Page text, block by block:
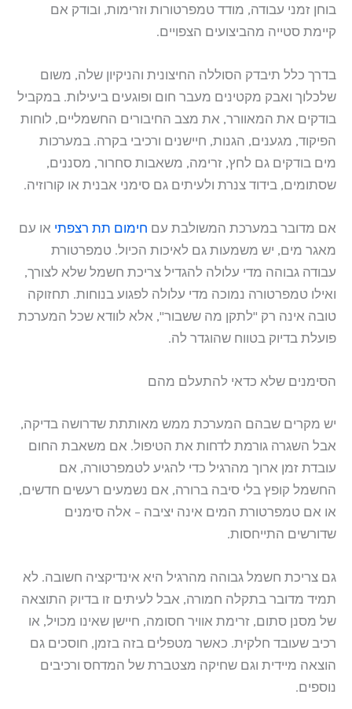
בוחן זמני עבודה, מודד טמפרטורות וזרימות, ובודק אם
קיימת סטייה מהביצועים הצפויים.
בדרך כלל תיבדק הסוללה החיצונית והניקיון שלה, משום
שלכלוך ואבק מקטינים מעבר חום ופוגעים ביעילות. במקביל
בודקים את המאוורר, את מצב החיבורים החשמליים, לוחות
הפיקוד, מגענים, הגנות, חיישנים ורכיבי בקרה. במערכות
מים בודקים גם לחץ, זרימה, משאבות סחרור, מסננים,
שסתומים, בידוד צנרת ולעיתים גם סימני אבנית או קורוזיה.
אם מדובר במערכת המשולבת עם חימום תת רצפתי או עם
מאגר מים, יש משמעות גם לאיכות הכיול. טמפרטורת
עבודה גבוהה מדי עלולה להגדיל צריכת חשמל שלא לצורך,
ואילו טמפרטורה נמוכה מדי עלולה לפגוע בנוחות. תחזוקה
טובה אינה רק "לתקן מה ששבור", אלא לוודא שכל המערכת
פועלת בדיוק בטווח שהוגדר לה.
הסימנים שלא כדאי להתעלם מהם
יש מקרים שבהם המערכת ממש מאותתת שדרושה בדיקה,
אבל השגרה גורמת לדחות את הטיפול. אם משאבת החום
עובדת זמן ארוך מהרגיל כדי להגיע לטמפרטורה, אם
החשמל קופץ בלי סיבה ברורה, אם נשמעים רעשים חדשים,
או אם טמפרטורת המים אינה יציבה – אלה סימנים
שדורשים התייחסות.
גם צריכת חשמל גבוהה מהרגיל היא אינדיקציה חשובה. לא
תמיד מדובר בתקלה חמורה, אבל לעיתים זו בדיוק התוצאה
של מסנן סתום, זרימת אוויר חסומה, חיישן שאינו מכויל, או
רכיב שעובד חלקית. כאשר מטפלים בזה בזמן, חוסכים גם
הוצאה מיידית וגם שחיקה מצטברת של המדחס ורכיבים
נוספים.